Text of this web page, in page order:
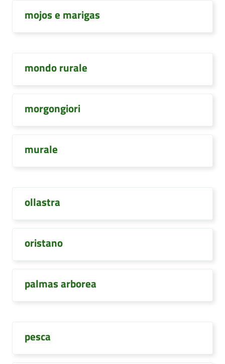
mojos e marigas
mondo rurale
morgongiori
murale
ollastra
oristano
palmas arborea
pesca